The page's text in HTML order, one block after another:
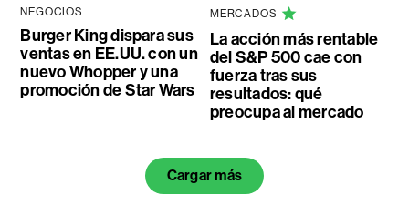
NEGOCIOS
Burger King dispara sus
ventas en EE.UU. con un
nuevo Whopper y una
promoción de Star Wars
MERCADOS
La acción más rentable
del S&P 500 cae con
fuerza tras sus
resultados: qué
preocupa al mercado
Cargar más